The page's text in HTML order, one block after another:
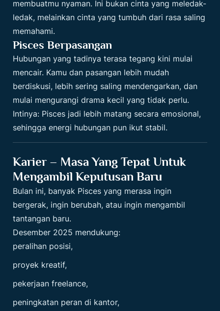
membuatmu nyaman. Ini bukan cinta yang meledak-
ledak, melainkan cinta yang tumbuh dari rasa saling
memahami.
Pisces Berpasangan
Hubungan yang tadinya terasa tegang kini mulai
mencair. Kamu dan pasangan lebih mudah
berdiskusi, lebih sering saling mendengarkan, dan
mulai mengurangi drama kecil yang tidak perlu.
Intinya: Pisces jadi lebih matang secara emosional,
sehingga energi hubungan pun ikut stabil.
Karier – Masa Yang Tepat Untuk
Mengambil Keputusan Baru
Bulan ini, banyak Pisces yang merasa ingin
bergerak, ingin berubah, atau ingin mengambil
tantangan baru.
Desember 2025 mendukung:
peralihan posisi,
proyek kreatif,
pekerjaan freelance,
peningkatan peran di kantor,